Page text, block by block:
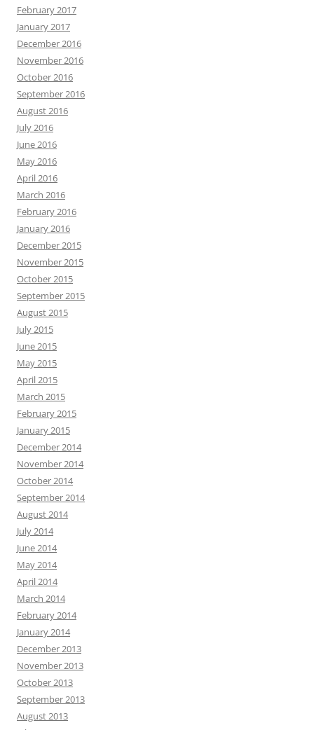
February 2017
January 2017
December 2016
November 2016
October 2016
September 2016
August 2016
July 2016
June 2016
May 2016
April 2016
March 2016
February 2016
January 2016
December 2015
November 2015
October 2015
September 2015
August 2015
July 2015
June 2015
May 2015
April 2015
March 2015
February 2015
January 2015
December 2014
November 2014
October 2014
September 2014
August 2014
July 2014
June 2014
May 2014
April 2014
March 2014
February 2014
January 2014
December 2013
November 2013
October 2013
September 2013
August 2013